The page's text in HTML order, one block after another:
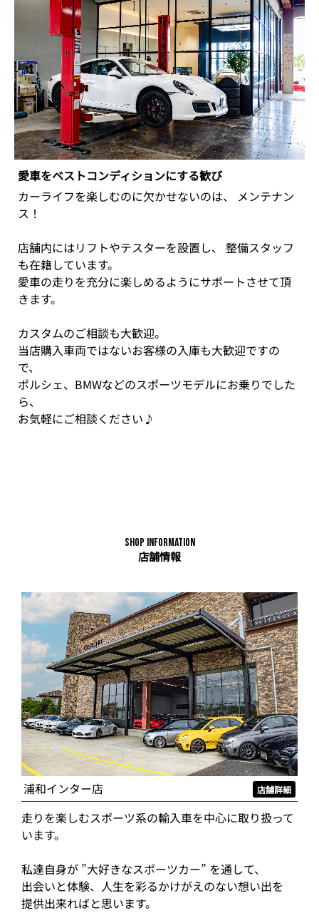
愛車をベストコンディションにする歓び
カーライフを楽しむのに欠かせないのは、 メンテナン
ス！
店舗内にはリフトやテスターを設置し、 整備スタッフ
も在籍しています。
愛車の走りを充分に楽しめるようにサポートさせて頂
きます。
カスタムのご相談も大歓迎。
当店購入車両ではないお客様の入庫も大歓迎ですの
で、
ポルシェ、BMWなどのスポーツモデルにお乗りでした
ら、
お気軽にご相談ください♪
Shop Information
店舗情報
浦和インター店 店舗詳細
走りを楽しむスポーツ系の輸入車を中心に取り扱って
います。
私達自身が ”大好きなスポーツカー” を通して、
出会いと体験、人生を彩るかけがえのない想い出を
提供出来ればと思います。